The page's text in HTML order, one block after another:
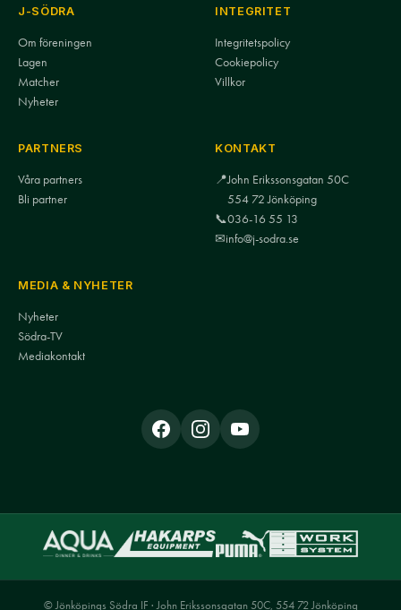
J-SÖDRA
Om föreningen
Lagen
Matcher
Nyheter
INTEGRITET
Integritetspolicy
Cookiepolicy
Villkor
PARTNERS
Våra partners
Bli partner
KONTAKT
📍John Erikssonsgatan 50C
554 72 Jönköping
📞036-16 55 13
✉info@j-sodra.se
MEDIA & NYHETER
Nyheter
Södra-TV
Mediakontakt
© Jönköpings Södra IF · John Erikssonsgatan 50C, 554 72 Jönköping